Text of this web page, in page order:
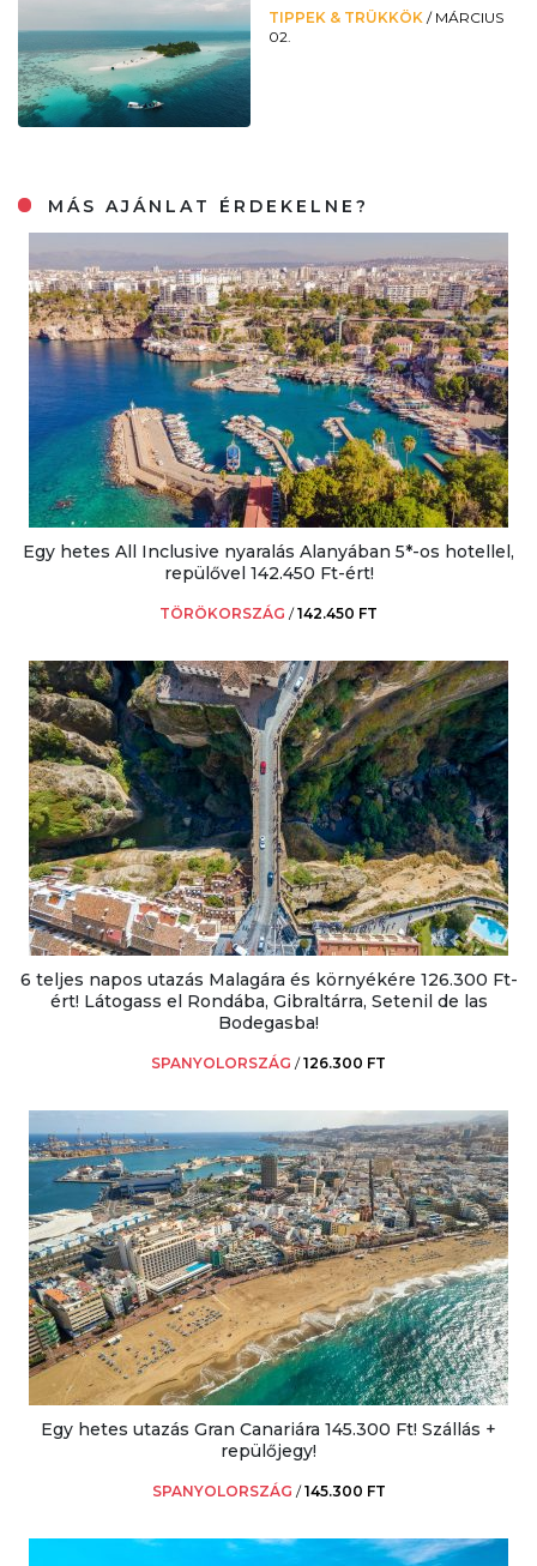
TIPPEK & TRÜKKÖK / MÁRCIUS
02.
MÁS AJÁNLAT ÉRDEKELNE?
Egy hetes All Inclusive nyaralás Alanyában 5*-os hotellel,
repülővel 142.450 Ft-ért!
TÖRÖKORSZÁG /142.450 FT
6 teljes napos utazás Malagára és környékére 126.300 Ft-
ért! Látogass el Rondába, Gibraltárra, Setenil de las
Bodegasba!
SPANYOLORSZÁG /126.300 FT
Egy hetes utazás Gran Canariára 145.300 Ft! Szállás +
repülőjegy!
SPANYOLORSZÁG /145.300 FT